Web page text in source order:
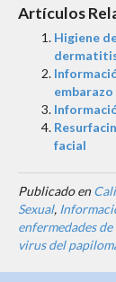
Artículos
Higiene
embarazo
facial
Publicado en
Sexual,
enfermedades
virus del